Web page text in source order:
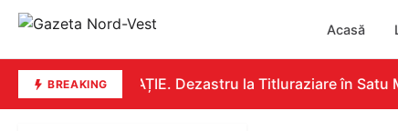
Acasă
BREAKINGEDUCAȚIE. Dezastru la Titluraziare în Satu